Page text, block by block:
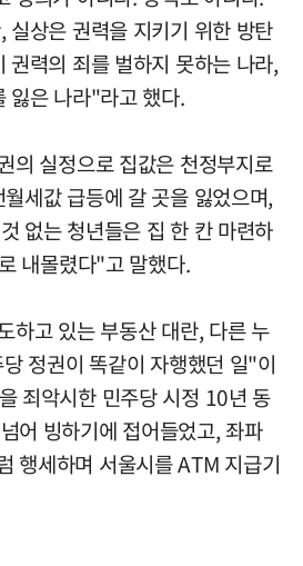
실상은 권력을 지키기 위한 방탄
권력의 죄를 벌하지 못하는 나라,
잃은 나라"라고 했다.
의 실정으로 집값은 천정부지로
세값 급등에 갈 곳을 잃었으며,
없는 청년들은 집 한 칸 마련하
내몰렸다"고 말했다.
하고 있는 부동산 대란, 다른 누
정권이 똑같이 자행했던 일"이
죄악시한 민주당 시정 10년 동
어 빙하기에 접어들었고, 좌파
행세하며 서울시를 ATM 지급기